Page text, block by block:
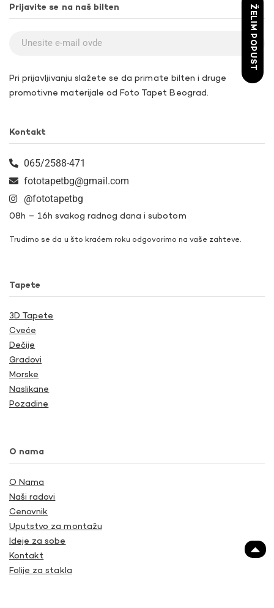
Prijavite se na naš bilten
Pri prijavljivanju slažete se da primate bilten i druge
promotivne materijale od Foto Tapet Beograd.
Kontakt
065/2588-471
fototapetbg@gmail.com
@fototapetbg
08h – 16h svakog radnog dana i subotom
Trudimo se da u što kraćem roku odgovorimo na vaše zahteve.
Tapete
3D Tapete
Cveće
Dečije
Gradovi
Morske
Naslikane
Pozadine
O nama
O Nama
Naši radovi
Cenovnik
Uputstvo za montažu
Ideje za sobe
Kontakt
Folije za stakla
ŽELIM POPUST